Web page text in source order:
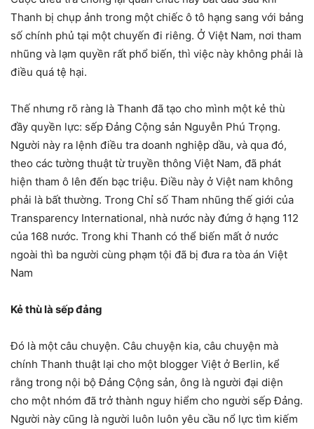
Thanh bị chụp ảnh trong một chiếc ô tô hạng sang với bảng
số chính phủ tại một chuyến đi riêng. Ở Việt Nam, nơi tham
nhũng và lạm quyền rất phổ biến, thì việc này không phải là
điều quá tệ hại.
Thế nhưng rõ ràng là Thanh đã tạo cho mình một kẻ thù
đầy quyền lực: sếp Đảng Cộng sản Nguyễn Phú Trọng.
Người này ra lệnh điều tra doanh nghiệp dầu, và qua đó,
theo các tường thuật từ truyền thông Việt Nam, đã phát
hiện tham ô lên đến bạc triệu. Điều này ở Việt nam không
phải là bất thường. Trong Chỉ số Tham nhũng thế giới của
Transparency International, nhà nước này đứng ở hạng 112
của 168 nước. Trong khi Thanh có thể biến mất ở nước
ngoài thì ba người cùng phạm tội đã bị đưa ra tòa án Việt
Nam
Kẻ thù là sếp đảng
Đó là một câu chuyện. Câu chuyện kia, câu chuyện mà
chính Thanh thuật lại cho một blogger Việt ở Berlin, kể
rằng trong nội bộ Đảng Cộng sản, ông là người đại diện
cho một nhóm đã trở thành nguy hiểm cho người sếp Đảng.
Người này cũng là người luôn luôn yêu cầu nổ lực tìm kiếm